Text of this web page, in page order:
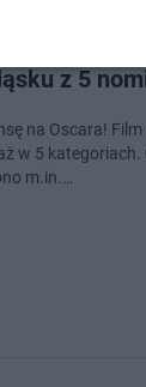
z 5
na Oscara!
w 5
m.in.…